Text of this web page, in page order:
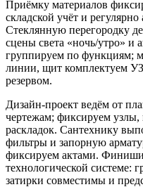
Приёмку материалов
складской учёт и
Стеклянную перегородку
сцены света «ночь/утро» и
группируем по функциям;
линии, щит комплектуем
резервом.
Дизайн‑проект ведём от
чертежам; фиксируем
раскладок. Сантехнику
фильтры и запорную
фиксируем актами.
технологической системе:
затирки совместимы и